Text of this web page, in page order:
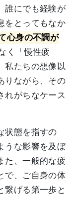
誰にでも経験が
をとってもなか
心身の不調が
く「慢性疲
私たちの想像以
りながら、その
れがちなケース
状態を指すの
うな影響を及ぼ
た、一般的な疲
で、ご自身の体
繋げる第一歩と